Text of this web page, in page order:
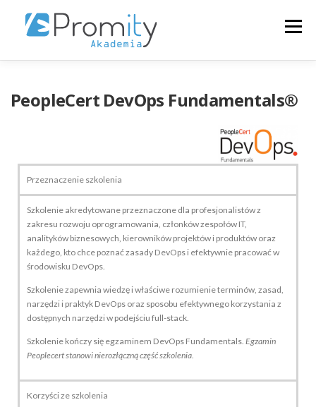
Menu
POLSKI
PeopleCert DevOps Fundamentals®
Przeznaczenie szkolenia
Szkolenie akredytowane przeznaczone dla profesjonalistów z
zakresu rozwoju oprogramowania, członków zespołów IT,
analityków biznesowych, kierowników projektów i produktów oraz
każdego, kto chce poznać zasady DevOps i efektywnie pracować w
środowisku DevOps.
Szkolenie zapewnia wiedzę i właściwe rozumienie terminów, zasad,
narzędzi i praktyk DevOps oraz sposobu efektywnego korzystania z
dostępnych narzędzi w podejściu full-stack.
Szkolenie kończy się egzaminem DevOps Fundamentals. Egzamin
Peoplecert stanowi nierozłączną część szkolenia.
Korzyści ze szkolenia